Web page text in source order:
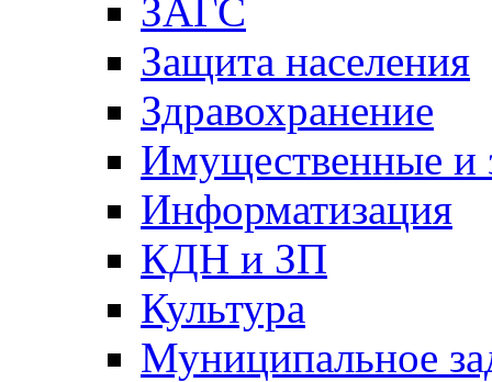
ЗАГС
Защита населения
Здравохранение
Имущественные и
Информатизация
КДН и ЗП
Культура
Муниципальное